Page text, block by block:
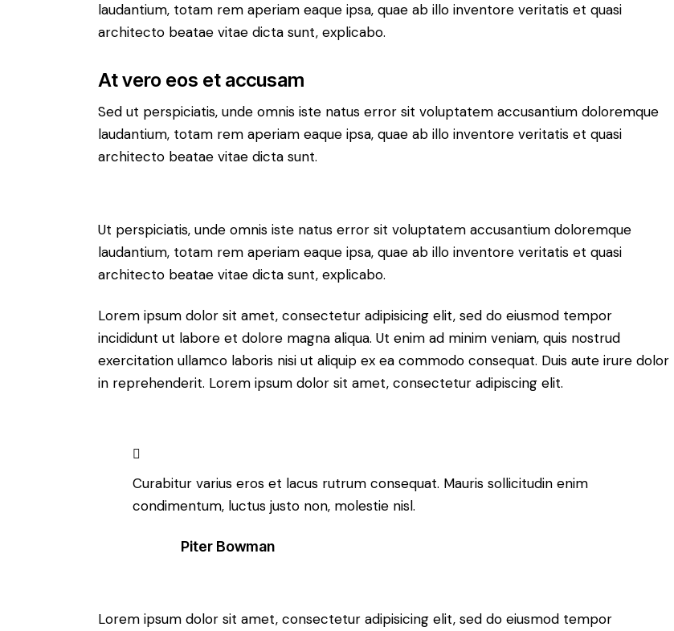
laudantium, totam rem aperiam eaque ipsa, quae ab illo inventore veritatis et quasi
architecto beatae vitae dicta sunt, explicabo.
At vero eos et accusam
Sed ut perspiciatis, unde omnis iste natus error sit voluptatem accusantium doloremque
laudantium, totam rem aperiam eaque ipsa, quae ab illo inventore veritatis et quasi
architecto beatae vitae dicta sunt.
Ut perspiciatis, unde omnis iste natus error sit voluptatem accusantium doloremque
laudantium, totam rem aperiam eaque ipsa, quae ab illo inventore veritatis et quasi
architecto beatae vitae dicta sunt, explicabo.
Lorem ipsum dolor sit amet, consectetur adipisicing elit, sed do eiusmod tempor
incididunt ut labore et dolore magna aliqua. Ut enim ad minim veniam, quis nostrud
exercitation ullamco laboris nisi ut aliquip ex ea commodo consequat. Duis aute irure dolor
in reprehenderit. Lorem ipsum dolor sit amet, consectetur adipiscing elit.
Curabitur varius eros et lacus rutrum consequat. Mauris sollicitudin enim
condimentum, luctus justo non, molestie nisl.
Piter Bowman
Lorem ipsum dolor sit amet, consectetur adipisicing elit, sed do eiusmod tempor